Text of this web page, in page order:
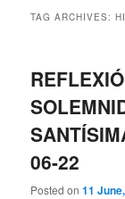
TAG ARCHIVES:
06-22
Posted on11